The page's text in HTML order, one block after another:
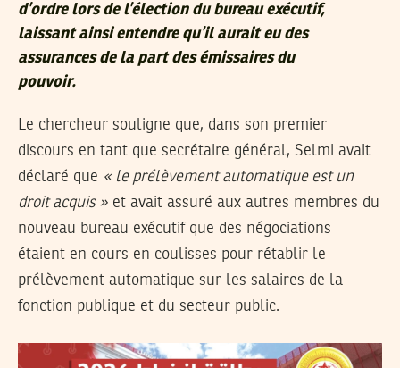
d’ordre lors de l’élection du bureau exécutif,
laissant ainsi entendre qu’il aurait eu des
assurances de la part des émissaires du
pouvoir.
Le chercheur souligne que, dans son premier
discours en tant que secrétaire général, Selmi avait
déclaré que « le prélèvement automatique est un
droit acquis » et avait assuré aux autres membres du
nouveau bureau exécutif que des négociations
étaient en cours en coulisses pour rétablir le
prélèvement automatique sur les salaires de la
fonction publique et du secteur public.